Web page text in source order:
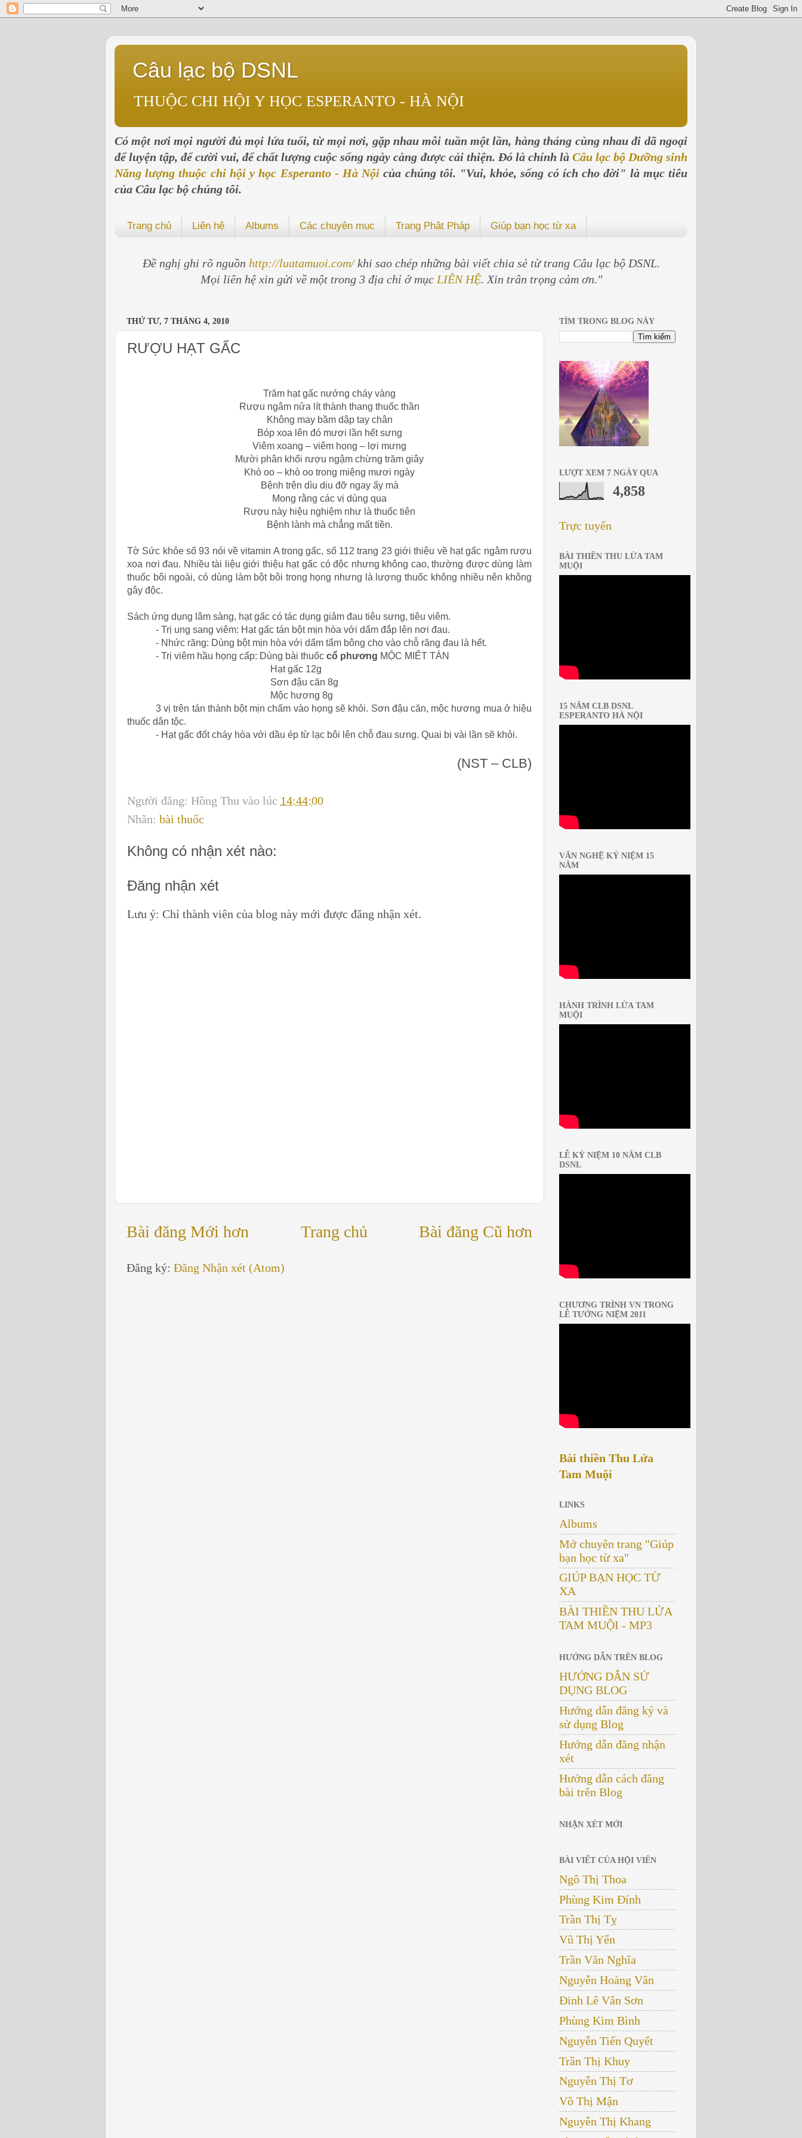
Câu lạc bộ DSNL
THUỘC CHI HỘI Y HỌC ESPERANTO - HÀ NỘI
Có một nơi mọi người đủ mọi lứa tuổi, từ mọi nơi, gặp nhau mỗi tuần một lần, hàng tháng cùng nhau đi dã ngoại
để luyện tập, để cười vui, để chất lượng cuộc sống ngày càng được cải thiện. Đó là chính là Câu lạc bộ Dưỡng sinh
Năng lượng thuộc chi hội y học Esperanto - Hà Nội của chúng tôi. "Vui, khỏe, sống có ích cho đời" là mục tiêu
của Câu lạc bộ chúng tôi.
Trang chủ Liên hệ Albums Các chuyên mục Trang Phật Pháp Giúp bạn học từ xa
Đề nghị ghi rõ nguồn http://luatamuoi.com/khi sao chép những bài viết chia sẻ từ trang Câu lạc bộ DSNL.
Mọi liên hệ xin gửi về một trong 3 địa chỉ ở mục LIÊN HỆ. Xin trân trọng cảm ơn."
THỨ TƯ, 7 THÁNG 4, 2010
RƯỢU HẠT GẤC
Trăm hạt gấc nướng cháy vàng
Rượu ngâm nửa lít thành thang thuốc thần
Không may bầm dập tay chân
Bóp xoa lên đó mươi lần hết sưng
Viêm xoang – viêm họng – lợi mưng
Mười phân khối rượu ngậm chừng trăm giây
Khò oo – khò oo trong miệng mươi ngày
Bệnh trên dìu dịu đỡ ngay ấy mà
Mong rằng các vị dùng qua
Rượu này hiệu nghiệm như là thuốc tiên
Bệnh lành mà chẳng mất tiền.
Tờ Sức khỏe số 93 nói về vitamin A trong gấc, số 112 trang 23 giới thiệu về hạt gấc ngâm rượu
xoa nơi đau. Nhiều tài liệu giới thiệu hạt gấc có độc nhưng không cao, thường được dùng làm
thuốc bôi ngoài, có dùng làm bột bôi trong họng nhưng là lượng thuốc không nhiều nên không
gây độc.
Sách ứng dụng lâm sàng, hạt gấc có tác dụng giảm đau tiêu sưng, tiêu viêm.
- Trị ung sang viêm: Hạt gấc tán bột mịn hòa với dấm đắp lên nơi đau.
- Nhức răng: Dùng bột mịn hòa với dấm tẩm bông cho vào chỗ răng đau là hết.
- Trị viêm hầu họng cấp: Dùng bài thuốc cổ phương MỘC MIẾT TÁN
Hạt gấc 12g
Sơn đậu căn 8g
Mộc hương 8g
3 vị trên tán thành bột mịn chấm vào họng sẽ khỏi. Sơn đậu căn, mộc hương mua ở hiệu
thuốc dân tộc.
- Hạt gấc đốt cháy hòa với dầu ép từ lạc bôi lên chỗ đau sưng. Quai bị vài lần sẽ khỏi.
(NST – CLB)
Người đăng: Hồng Thu vào lúc 14:44:00
Nhãn: bài thuốc
Không có nhận xét nào:
Đăng nhận xét
Lưu ý: Chỉ thành viên của blog này mới được đăng nhận xét.
Bài đăng Mới hơn Bài đăng Cũ hơn
Trang chủ
Đăng ký: Đăng Nhận xét (Atom)
TÌM TRONG BLOG NÀY
LƯỢT XEM 7 NGÀY QUA
4,858
Trực tuyến
BÀI THIỀN THU LỬA TAM
MUỘI
15 NĂM CLB DSNL
ESPERANTO HÀ NỘI
VĂN NGHỆ KỶ NIỆM 15
NĂM
HÀNH TRÌNH LỬA TAM
MUỘI
LỄ KỶ NIỆM 10 NĂM CLB
DSNL
CHƯƠNG TRÌNH VN TRONG
LỄ TƯỞNG NIỆM 2011
Bài thiền Thu Lửa
Tam Muội
LINKS
Albums
Mở chuyên trang "Giúp
bạn học từ xa"
GIÚP BẠN HỌC TỪ
XA
BÀI THIỀN THU LỬA
TAM MUỘI - MP3
HƯỚNG DẪN TRÊN BLOG
HƯỚNG DẪN SỬ
DỤNG BLOG
Hướng dẫn đăng ký và
sử dụng Blog
Hướng dẫn đăng nhận
xét
Hướng dẫn cách đăng
bài trên Blog
NHẬN XÉT MỚI
BÀI VIẾT CỦA HỘI VIÊN
Ngô Thị Thoa
Phùng Kim Đính
Trần Thị Tỵ
Vũ Thị Yến
Trần Văn Nghĩa
Nguyễn Hoàng Vân
Đinh Lê Vân Sơn
Phùng Kim Bình
Nguyễn Tiến Quyết
Trần Thị Khuy
Nguyễn Thị Tơ
Võ Thị Mận
Nguyễn Thị Khang